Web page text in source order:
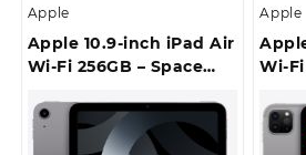
Apple
Apple 10.9-inch iPad Air
Wi-Fi 256GB – Space
Apple
Wi-Fi